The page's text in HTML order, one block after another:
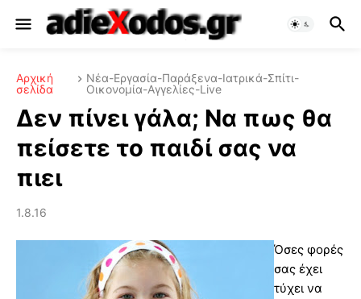
Αρχική
σελίδα
Νέα-Εργασία-Παράξενα-Ιατρικά-Σπίτι-
Οικονομία-Αγγελίες-Live
Δεν πίνει γάλα; Να πως θα
πείσετε το παιδί σας να
πιει
1.8.16
Όσες φορές
σας έχει
τύχει να